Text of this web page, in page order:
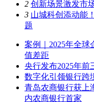
2 创新场景激发市
3 山城科创添动能
题
案例｜2025年全
值差距
央行发布2025年前
数字化引领银行跨
青岛农商银行获上
内农商银行首家